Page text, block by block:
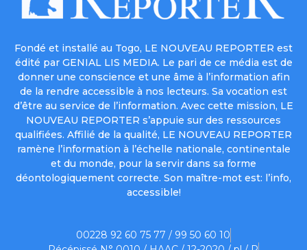
Fondé et installé au Togo, LE NOUVEAU REPORTER est
édité par GENIAL LIS MEDIA. Le pari de ce média est de
donner une conscience et une âme à l’information afin
de la rendre accessible à nos lecteurs. Sa vocation est
d’être au service de l’information. Avec cette mission, LE
NOUVEAU REPORTER s’appuie sur des ressources
qualifiées. Affilié de la qualité, LE NOUVEAU REPORTER
ramène l’information à l’échelle nationale, continentale
et du monde, pour la servir dans sa forme
déontologiquement correcte. Son maître-mot est: l’info,
accessible!
00228 92 60 75 77 / 99 50 60 10